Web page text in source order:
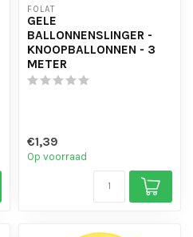
FOLAT
GELE
BALLONNENSLINGER -
KNOOPBALLONNEN - 3
METER
€1,39
Op voorraad